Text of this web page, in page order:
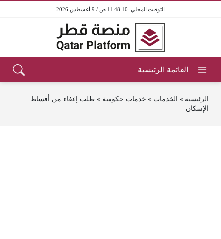
11:48:10 ص / 9 أغسطس 2026
الرئيسية » الخدمات » خدمات حكومية » طلب إعفاء من أقساط
الإسكان